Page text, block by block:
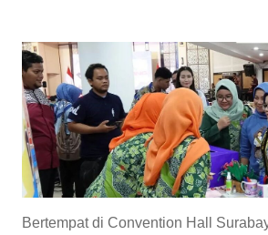
Bertempat di Convention Hall